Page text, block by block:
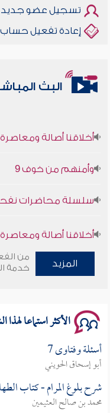
تسجيل عضو جديد
إعادة تفعيل حساب
البث
أخلاقنا أصالة ومعاصرة
وأمنهم من خوف 9
سلسلة محاضرات نفحات
أخلاقنا أصالة ومعاصرة
وأمنهم من خوف 9
المزيد
من
خدمة
الأكثر استماعا لهذا
أسئلة وفتاوى 7
أبو إسحاق الحويني
شرح بلوغ المرام - كتاب
محمد بن صالح العثيمين